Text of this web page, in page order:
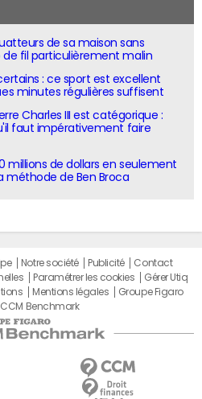
de sa maison sans
fil particulièrement malin
: ce sport est excellent
minutes régulières suffisent
Charles III est catégorique :
faut impérativement faire
millions de dollars en seulement
méthode de Ben Broca
Notre société Publicité
Contact
Paramétrer les cookies
Gérer Utiq
Mentions légales
Groupe Figaro
Benchmark